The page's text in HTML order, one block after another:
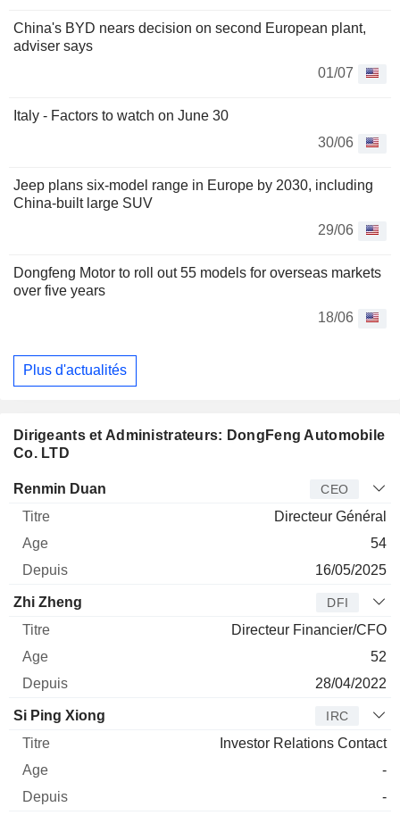
China's BYD nears decision on second European plant,
adviser says
01/07
Italy - Factors to watch on June 30
30/06
Jeep plans six-model range in Europe by 2030, including
China-built large SUV
29/06
Dongfeng Motor to roll out 55 models for overseas markets
over five years
18/06
Plus d'actualités
Dirigeants et Administrateurs: DongFeng Automobile
Co. LTD
Dirigeant Titre
Renmin Duan CEO
Directeur Général
54
16/05/2025
Zhi Zheng DFI
Directeur Financier/CFO
52
28/04/2022
Si Ping Xiong IRC
Investor Relations Contact
-
-